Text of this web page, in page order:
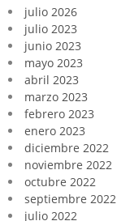
julio 2026
julio 2023
junio 2023
mayo 2023
abril 2023
marzo 2023
febrero 2023
enero 2023
diciembre 2022
noviembre 2022
octubre 2022
septiembre 2022
julio 2022